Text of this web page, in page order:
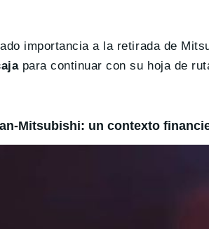
importancia a la retirada de
para continuar con su hoja de
Mitsubishi: un contexto